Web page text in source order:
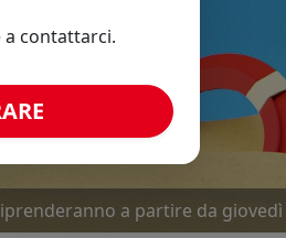
a partire da
Approfittane!
a contattarci.